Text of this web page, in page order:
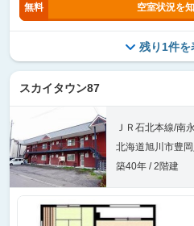
無料 空室状況を
残り1件を
スカイタウン87
ＪＲ石北本線/南
北海道旭川市豊
築40年 / 2階建